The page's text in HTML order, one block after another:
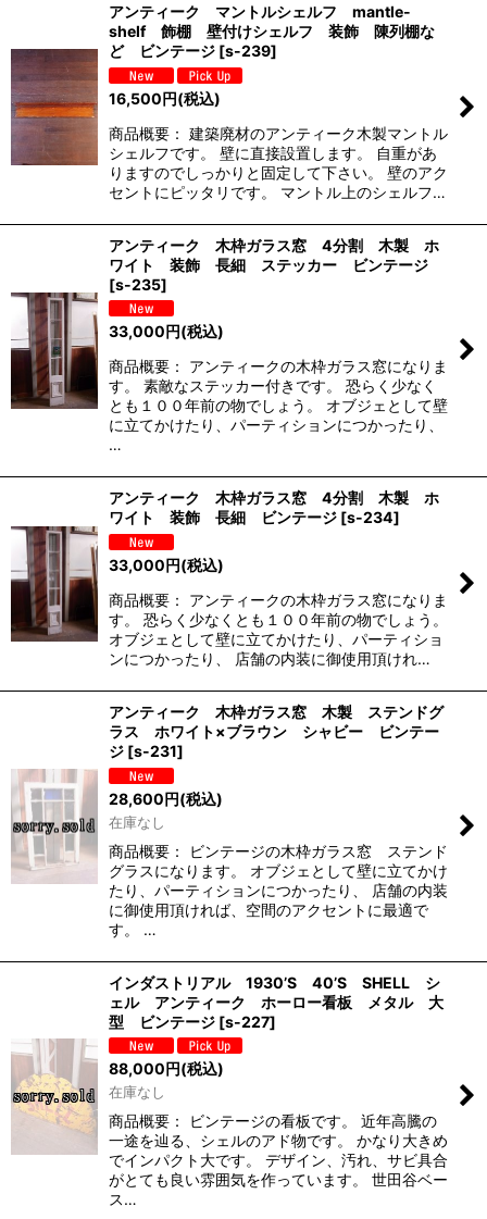
アンティーク マントルシェルフ mantle-
shelf 飾棚 壁付けシェルフ 装飾 陳列棚な
ど ビンテージ [s-239]
16,500円(税込)
商品概要： 建築廃材のアンティーク木製マントル
シェルフです。 壁に直接設置します。 自重があ
りますのでしっかりと固定して下さい。 壁のアク
セントにピッタリです。 マントル上のシェルフ…
アンティーク 木枠ガラス窓 4分割 木製 ホ
ワイト 装飾 長細 ステッカー ビンテージ
[s-235]
33,000円(税込)
商品概要： アンティークの木枠ガラス窓になりま
す。 素敵なステッカー付きです。 恐らく少なく
とも１００年前の物でしょう。 オブジェとして壁
に立てかけたり、パーティションにつかったり、
…
アンティーク 木枠ガラス窓 4分割 木製 ホ
ワイト 装飾 長細 ビンテージ [s-234]
33,000円(税込)
商品概要： アンティークの木枠ガラス窓になりま
す。 恐らく少なくとも１００年前の物でしょう。
オブジェとして壁に立てかけたり、パーティショ
ンにつかったり、 店舗の内装に御使用頂けれ…
アンティーク 木枠ガラス窓 木製 ステンドグ
ラス ホワイト×ブラウン シャビー ビンテー
ジ [s-231]
28,600円(税込)
在庫なし
商品概要： ビンテージの木枠ガラス窓 ステンド
グラスになります。 オブジェとして壁に立てかけ
たり、パーティションにつかったり、 店舗の内装
に御使用頂ければ、空間のアクセントに最適で
す。 …
インダストリアル 1930’S 40’S SHELL シ
ェル アンティーク ホーロー看板 メタル 大
型 ビンテージ [s-227]
88,000円(税込)
在庫なし
商品概要： ビンテージの看板です。 近年高騰の
一途を辿る、シェルのアド物です。 かなり大きめ
でインパクト大です。 デザイン、汚れ、サビ具合
がとても良い雰囲気を作っています。 世田谷ベー
ス…